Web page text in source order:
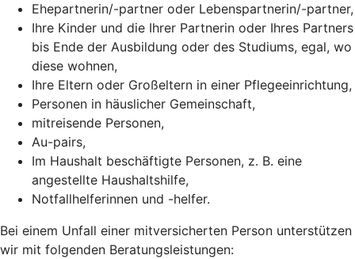
Ehepartnerin/-partner oder Lebenspartnerin/-partner,
Ihre Kinder und die Ihrer Partnerin oder Ihres Partners
bis Ende der Ausbildung oder des Studiums, egal, wo
diese wohnen,
Ihre Eltern oder Großeltern in einer Pflegeeinrichtung,
Personen in häuslicher Gemeinschaft,
mitreisende Personen,
Au-pairs,
Im Haushalt beschäftigte Personen, z. B. eine
angestellte Haushaltshilfe,
Notfallhelferinnen und -helfer.
Bei einem Unfall einer mitversicherten Person unterstützen
wir mit folgenden Beratungsleistungen: